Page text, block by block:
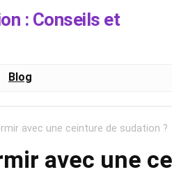
: Conseils et
Blog
avec une ceinture de sudation ?
avec une